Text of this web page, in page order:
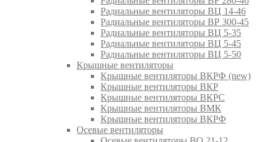
Радиальные вентиляторы ВЦ 14-46
Радиальные вентиляторы ВР 300-45
Радиальные вентиляторы ВЦ 5-35
Радиальные вентиляторы ВЦ 5-45
Радиальные вентиляторы ВЦ 5-50
Крышные вентиляторы
Крышные вентиляторы ВКРФ (new)
Крышные вентиляторы ВКР
Крышные вентиляторы ВКРС
Крышные вентиляторы ВМК
Крышные вентиляторы ВКРФ
Осевые вентиляторы